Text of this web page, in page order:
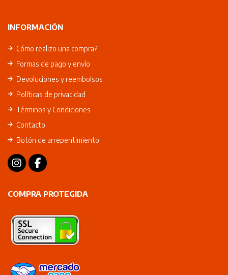
INFORMACIÓN
Cómo realizo una compra?
Formas de pago y envío
Devoluciones y reembolsos
Políticas de privacidad
Términos y Condiciones
Contacto
Botón de arrepentimiento
COMPRA PROTEGIDA